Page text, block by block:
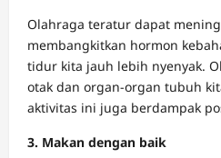
Olahraga teratur dapat
membangkitkan hormon
tidur kita jauh lebih nyenyak.
otak dan organ-organ tubuh
aktivitas ini juga berdampak
3. Makan dengan baik